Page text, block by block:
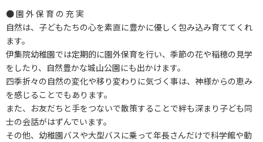
● 園 外 保 育 の 充 実
自然は、子どもたちの心を素直に豊かに優しく包み込み育ててくれ
ます。
伊集院幼稚園では定期的に園外保育を行い、季節の花や稲穂の見学
をしたり、自然豊かな城山公園にも出かけます。
四季折々の自然の変化や移り変わりに気づく事は、神様からの恵み
を感じることでもあります。
また、お友だちと手をつないで散策することで絆も深まり子ども同
士の会話がはずんでいます。
その他、幼稚園バスや大型バスに乗って年長さんだけで科学館や動